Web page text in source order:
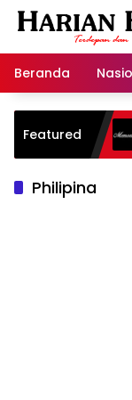
Langsung
Beranda
Featured
Warisan
Philipina